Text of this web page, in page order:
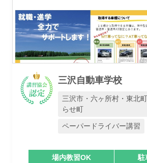
三沢自動車学校
三沢市・六ヶ所村・東北
らせ町
ペーパードライバー講習
場内教習OK
駐